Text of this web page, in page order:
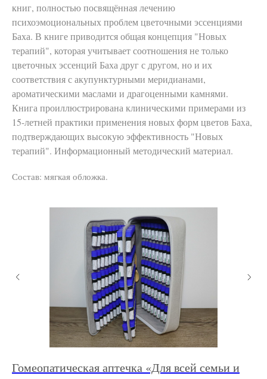
книг, полностью посвящённая лечению
психоэмоциональных проблем цветочными эссенциями
Баха. В книге приводится общая концепция "Новых
терапий", которая учитывает соотношения не только
цветочных эссенций Баха друг с другом, но и их
соответствия с акупунктурными меридианами,
ароматическими маслами и драгоценными камнями.
Книга проиллюстрирована клиническими примерами из
15-летней практики применения новых форм цветов Баха,
подтверждающих высокую эффективность "Новых
терапий". Информационный методический материал.
Состав: мягкая обложка.
Гомеопатическая аптечка «Для всей семьи и